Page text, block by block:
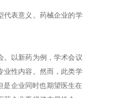
代表意义。药械企业的学
。以新药为例，学术会议
业性内容。然而，此类学
是企业同时也期望医生在